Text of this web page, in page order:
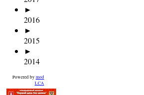
►
2016
►
2015
►
2014
Powered by mod
LCA